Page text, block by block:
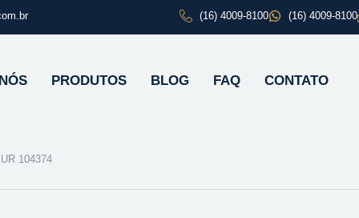
(16) 4009-8100 (16) 4009-8100
PRODUTOS BLOG FAQ CONTATO
104374